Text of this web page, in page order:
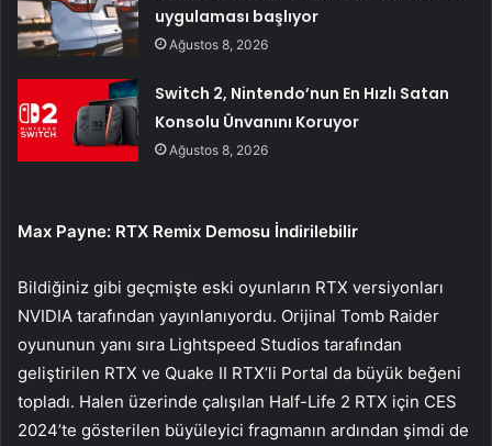
uygulaması başlıyor
Ağustos 8, 2026
Switch 2, Nintendo’nun En Hızlı Satan
Konsolu Ünvanını Koruyor
Ağustos 8, 2026
Max Payne: RTX Remix Demosu İndirilebilir
Bildiğiniz gibi geçmişte eski oyunların RTX versiyonları
NVIDIA tarafından yayınlanıyordu. Orijinal Tomb Raider
oyununun yanı sıra Lightspeed Studios tarafından
geliştirilen RTX ve Quake II RTX’li Portal da büyük beğeni
topladı. Halen üzerinde çalışılan Half-Life 2 RTX için CES
2024’te gösterilen büyüleyici fragmanın ardından şimdi de